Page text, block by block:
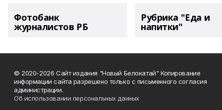
Фотобанк
журналистов РБ
Рубрика "Еда и
напитки"
© 2020-2026 Сайт издания "Новый Белокатай" Копирование
информации сайта разрешено только с письменного согласия
администрации.
Об использовании персональных данных